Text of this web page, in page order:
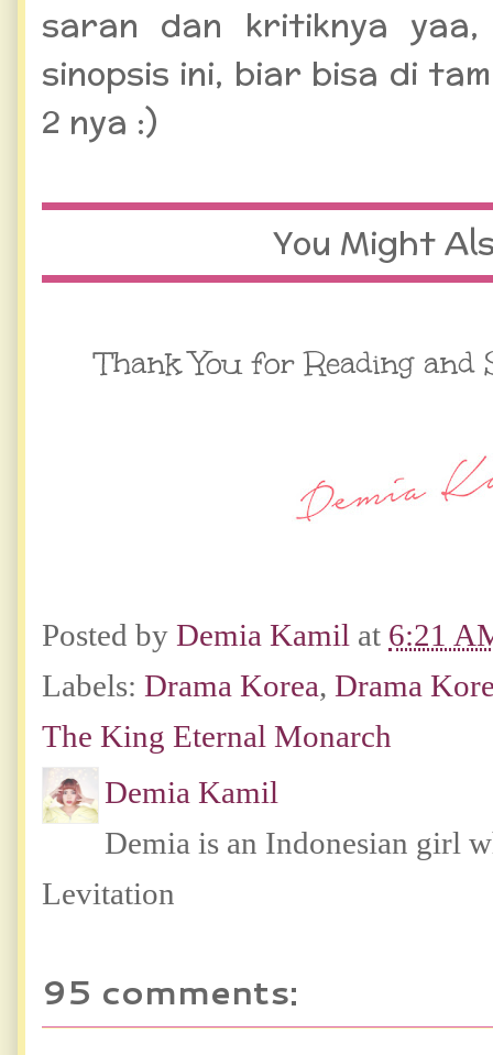
saran dan kritiknya
sinopsis ini, biar bisa di
2 nya :)
You Might
Thank You for Reading and
Posted by Demia Kamil at 6:21
Labels: Drama Korea, Drama
The King Eternal Monarch
Demia Kamil
Demia is an Indonesian girl
Levitation
95 comments: